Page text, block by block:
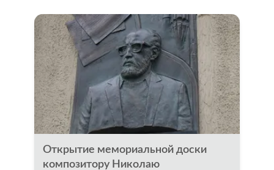
Открытие мемориальной доски
композитору Николаю